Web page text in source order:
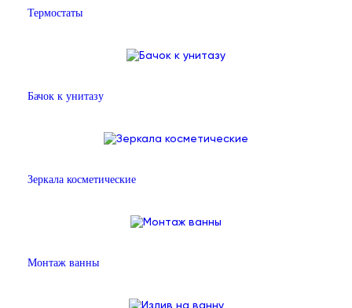
Термостаты
Бачок к унитазу
Зеркала косметические
Монтаж ванны